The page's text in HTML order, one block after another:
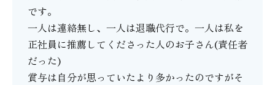
です。
一人は連絡無し、一人は退職代行で。一人は私を
正社員に推薦してくださった人のお子さん(責任者
だった)
賞与は自分が思っていたより多かったのですがそ